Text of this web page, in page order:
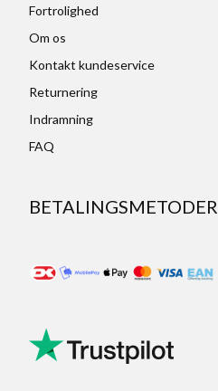
Fortrolighed
Om os
Kontakt kundeservice
Returnering
Indramning
FAQ
BETALINGSMETODER